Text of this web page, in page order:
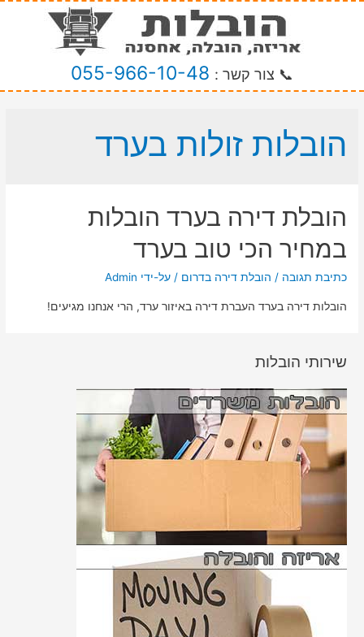
📞 צור קשר : 055-966-10-48
הובלות זולות בערד
הובלת דירה בערד הובלות
במחיר הכי טוב בערד
כתיבת תגובה / הובלת דירה בדרום / על-ידי Admin
הובלות דירה בערד העברת דירה באיזור ערד, הרי אנחנו מגיעים!
שירותי הובלות